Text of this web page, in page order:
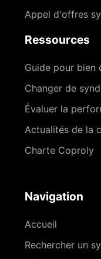
Appel d'offres
Ressources
Guide pour bien
Changer de
Évaluer la
Actualités de la
Charte Coproly
Navigation
Accueil
Rechercher un